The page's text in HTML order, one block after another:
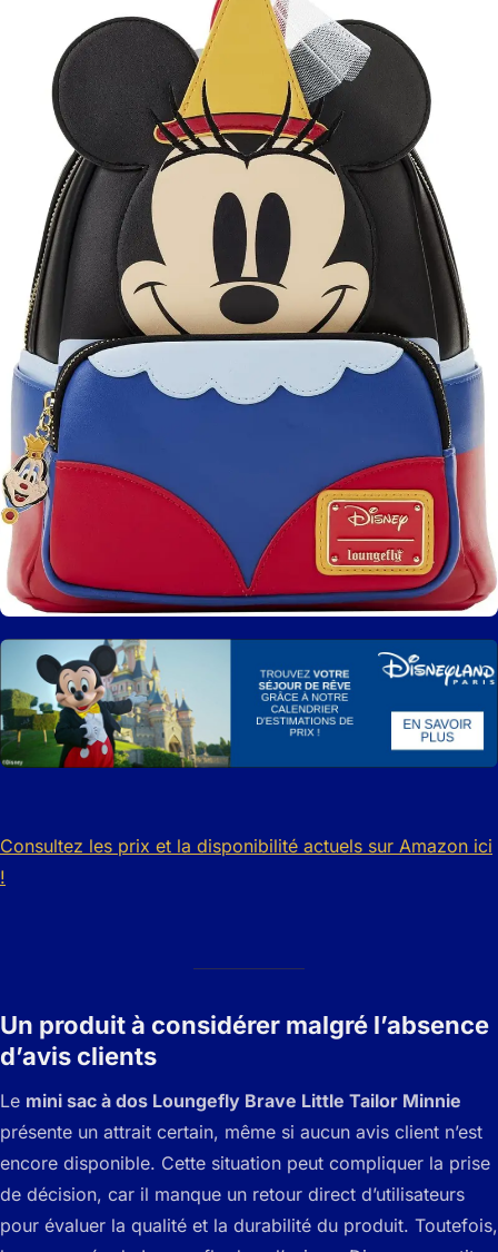
Consultez les prix et la disponibilité actuels sur Amazon ici
!
Un produit à considérer malgré l’absence
d’avis clients
Le mini sac à dos Loungefly Brave Little Tailor Minnie
présente un attrait certain, même si aucun avis client n’est
encore disponible. Cette situation peut compliquer la prise
de décision, car il manque un retour direct d’utilisateurs
pour évaluer la qualité et la durabilité du produit. Toutefois,